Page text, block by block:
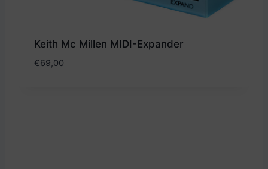
Keith Mc Millen MIDI-Expander
€69,00